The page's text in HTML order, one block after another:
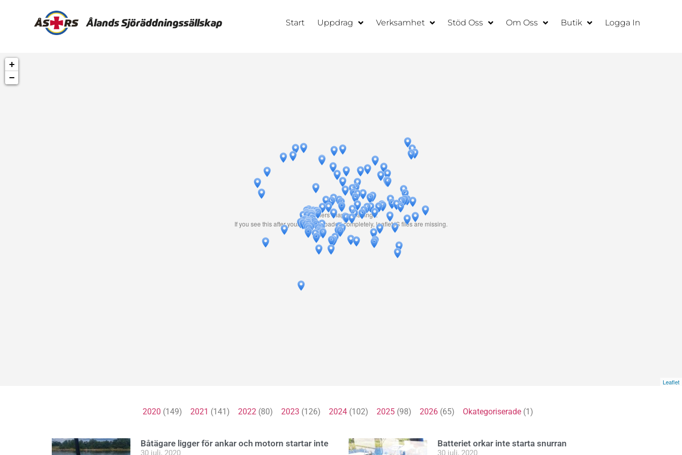
Ålands Sjöräddningssällskap Start Uppdrag Verksamhet Stöd Oss Om Oss Butik Logga In
Travelers' Map is loading...
If you see this after your page is loaded completely, leafletJS files are missing.
+
−
Leaflet
2020 (149) 2021 (141) 2022 (80) 2023 (126) 2024 (102) 2025 (98) 2026 (65) Okategoriserade (1)
Båtägare ligger för ankar och motorn startar inte
30 juli, 2020
Batteriet orkar inte starta snurran
30 juli, 2020